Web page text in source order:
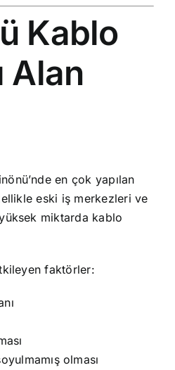
Kablo
Alan
en çok yapılan
eski iş merkezleri ve
miktarda kablo
faktörler:
olması